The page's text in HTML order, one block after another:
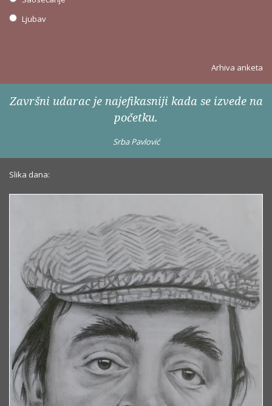
Ljubav
Arhiva anketa
Završni udarac je najefikasniji kada se izvede na
početku.
Srba Pavlović
Slika dana: